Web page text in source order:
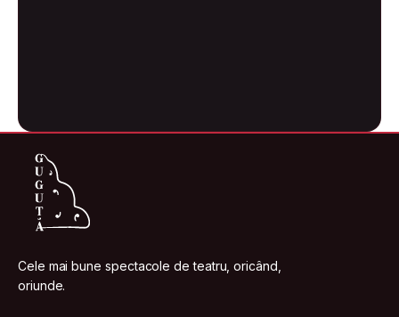
Cele mai bune spectacole de teatru, oricând,
oriunde.